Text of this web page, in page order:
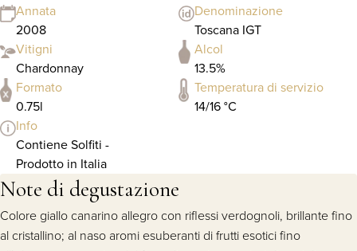
Annata
2008
Denominazione
Toscana IGT
Vitigni
Chardonnay
Alcol
13.5%
Formato
0.75l
Temperatura di servizio
14/16 °C
Info
Contiene Solfiti -
Prodotto in Italia
Note di degustazione
Colore giallo canarino allegro con riflessi verdognoli, brillante fino
al cristallino; al naso aromi esuberanti di frutti esotici fino